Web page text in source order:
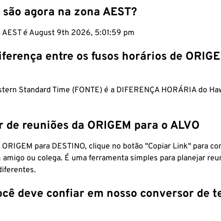
agora na zona AEST?
AEST é August 9th 2026, 5:02:00 pm
entre os fusos horários de
Standard Time (FONTE) é a DIFERENÇA HORÁRIA do
reuniões da ORIGEM para o ALVO
para DESTINO, clique no botão "Copiar Link" para
ou colega. É uma ferramenta simples para planejar
deve confiar em nosso conversor de